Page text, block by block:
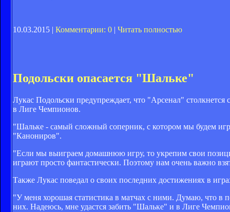
10.03.2015 | Комментарии: 0 | Читать полностью
Подольски опасается "Шальке"
Лукас Подольски предупреждает, что "Арсенал"
в Лиге Чемпионов.
"Шальке - самый сложный соперник, с котором мы будем
"Канониров".
"Если мы выиграем домашнюю игру, то укрепим свои
играют просто фантастически. Поэтому нам очень важно
Также Лукас поведал о своих последних достижениях в
"У меня хорошая статистика в матчах с ними. Думаю, что в
них. Надеюсь, мне удастся забить "Шальке" и в Лиге